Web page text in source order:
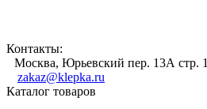
Контакты:
Москва, Юрьевский пер. 13А стр. 1
zakaz@klepka.ru
Каталог товаров